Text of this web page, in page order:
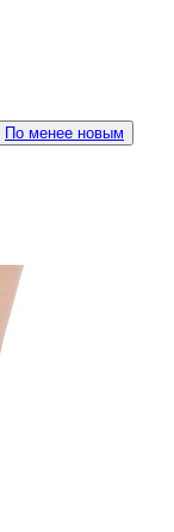
По менее новым